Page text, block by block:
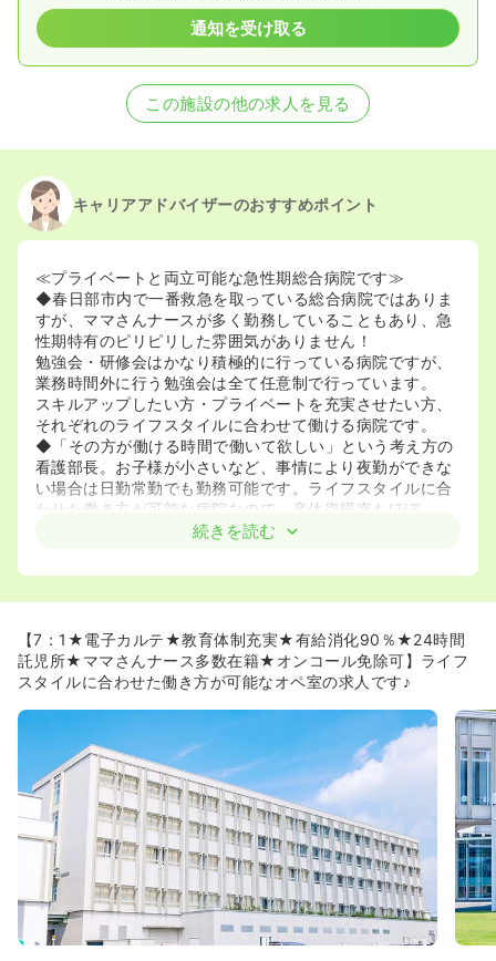
通知を受け取る
この施設の他の求人を見る
キャリアアドバイザーのおすすめポイント
≪プライベートと両立可能な急性期総合病院です≫
◆春日部市内で一番救急を取っている総合病院ではありま
すが、ママさんナースが多く勤務していることもあり、急
性期特有のピリピリした雰囲気がありません！
勉強会・研修会はかなり積極的に行っている病院ですが、
業務時間外に行う勉強会は全て任意制で行っています。
スキルアップしたい方・プライベートを充実させたい方、
それぞれのライフスタイルに合わせて働ける病院です。
◆「その方が働ける時間で働いて欲しい」という考え方の
看護部長。お子様が小さいなど、事情により夜勤ができな
い場合は日勤常勤でも勤務可能です。ライフスタイルに合
わせた働き方が可能な病院なので、産休復帰率もほぼ
≪人間関係・定着率◎◎≫
入職された看護師さんからは「人間関係が抜群に良くて働
きやすい！」との声をたくさん頂いています。
職場環境が落ち着いているせいか、看護師さんも優しくて
ママさんナースも多く活躍中です！
≪看護師さんが働きやすい環境作りに努めています≫
◆ドクター・コメディカルの人数が大変充実している病院
です。
コメディカルと看護師の業務分担がとてもしっかりされて
おり、病院によっては看護師が行う業務もコメディカルが
行っているため、看護師の業務負担はとても少なくなって
います。
≪教育・研修制度◎◎≫
◆クリニカルラダー制による教育、個々のスキルアップ評
続きを読む
【7：1★電子カルテ★教育体制充実★有給消化90％★24時間
託児所★ママさんナース多数在籍★オンコール免除可】ライフ
スタイルに合わせた働き方が可能なオペ室の求人です♪